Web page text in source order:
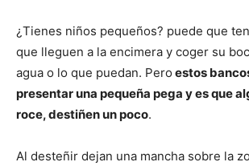
¿Tienes niños pequeños? puede que
que lleguen a la encimera y coger su
agua o lo que puedan. Pero estos
presentar una pequeña pega y es que
roce, destiñen un poco.
Al desteñir dejan una mancha sobre la